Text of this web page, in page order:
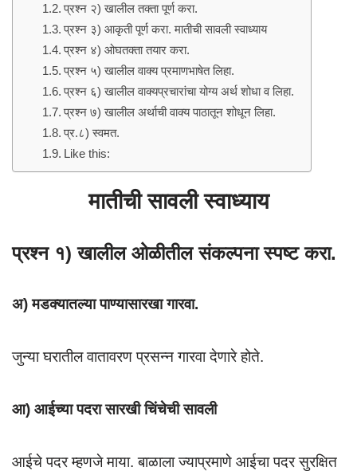
प्रश्न २) खालील तक्ता पूर्ण करा.
प्रश्न ३) आकृती पूर्ण करा. मातीची सावली स्वाध्याय
प्रश्न ४) ओघतक्ता तयार करा.
प्रश्न ५) खालील वाक्य प्रमाणभाषेत लिहा.
प्रश्न ६) खालील वाक्यप्रचारांचा योग्य अर्थ शोधा व लिहा.
प्रश्न ७) खालील अर्थाची वाक्य पाठातून शोधून लिहा.
प्र.८) स्वमत.
Like this:
मातीची सावली स्वाध्याय
प्रश्न १) खालील ओळीतील संकल्पना स्पष्ट करा.
अ) मडक्यातल्या पाण्यासारखा गारवा.
जुन्या घरातील वातावरण प्रसन्न गारवा देणारे होते.
आ) आईच्या पदरा सारखी चिंचेची सावली
आईचे पदर म्हणजे माया. बाळाला ज्याप्रमाणे आईचा पदर सुरक्षित